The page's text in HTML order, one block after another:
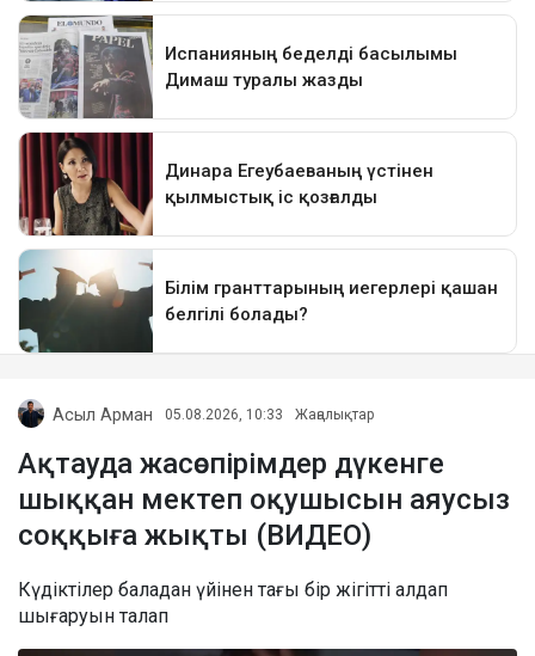
Асыл Арман 05.08.2026, 10:33 Жаңалықтар
Ақтауда жасөспірімдер дүкенге
шыққан мектеп оқушысын аяусыз
соққыға жықты (ВИДЕО)
Күдіктілер баладан үйінен тағы бір жігітті алдап
шығаруын талап